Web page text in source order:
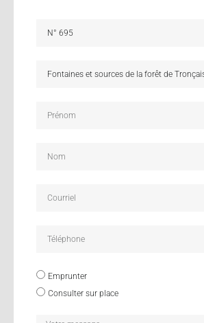
Emprunter
Consulter sur place